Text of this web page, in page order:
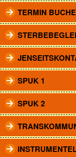
TERMIN
SPUK 1
SPUK 2